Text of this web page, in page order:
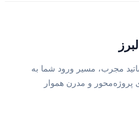
مجرب، مسیر ورود شما به
پروژه‌محور و مدرن هموار